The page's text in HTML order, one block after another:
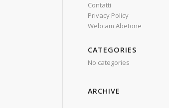
Contatti
Privacy Policy
Webcam Abetone
CATEGORIES
No categories
ARCHIVE